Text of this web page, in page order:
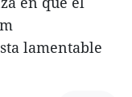
lamentable